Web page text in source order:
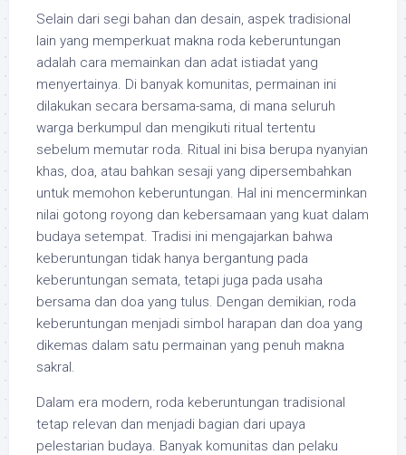
Selain dari segi bahan dan desain, aspek tradisional
lain yang memperkuat makna roda keberuntungan
adalah cara memainkan dan adat istiadat yang
menyertainya. Di banyak komunitas, permainan ini
dilakukan secara bersama-sama, di mana seluruh
warga berkumpul dan mengikuti ritual tertentu
sebelum memutar roda. Ritual ini bisa berupa nyanyian
khas, doa, atau bahkan sesaji yang dipersembahkan
untuk memohon keberuntungan. Hal ini mencerminkan
nilai gotong royong dan kebersamaan yang kuat dalam
budaya setempat. Tradisi ini mengajarkan bahwa
keberuntungan tidak hanya bergantung pada
keberuntungan semata, tetapi juga pada usaha
bersama dan doa yang tulus. Dengan demikian, roda
keberuntungan menjadi simbol harapan dan doa yang
dikemas dalam satu permainan yang penuh makna
sakral.
Dalam era modern, roda keberuntungan tradisional
tetap relevan dan menjadi bagian dari upaya
pelestarian budaya. Banyak komunitas dan pelaku